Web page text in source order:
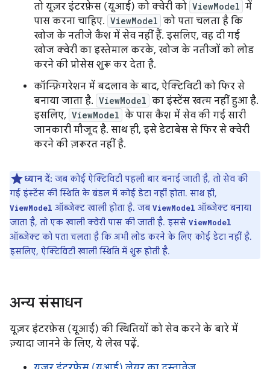
तो यूज़र इंटरफ़ेस (यूआई) को क्वेरी को ViewModel में
पास करना चाहिए. ViewModel को पता चलता है कि
खोज के नतीजे कैश में सेव नहीं हैं. इसलिए, वह दी गई
खोज क्वेरी का इस्तेमाल करके, खोज के नतीजों को लोड
करने की प्रोसेस शुरू कर देता है.
कॉन्फ़िगरेशन में बदलाव के बाद, ऐक्टिविटी को फिर से
बनाया जाता है. ViewModel का इंस्टेंस खत्म नहीं हुआ है.
इसलिए, ViewModel के पास कैश में सेव की गई सारी
जानकारी मौजूद है. साथ ही, इसे डेटाबेस से फिर से क्वेरी
करने की ज़रूरत नहीं है.
ध्यान दें: जब कोई ऐक्टिविटी पहली बार बनाई जाती है, तो सेव की
गई इंस्टेंस की स्थिति के बंडल में कोई डेटा नहीं होता. साथ ही,
ViewModel ऑब्जेक्ट खाली होता है. जब ViewModel ऑब्जेक्ट बनाया
जाता है, तो एक खाली क्वेरी पास की जाती है. इससे ViewModel
ऑब्जेक्ट को पता चलता है कि अभी लोड करने के लिए कोई डेटा नहीं है.
इसलिए, ऐक्टिविटी खाली स्थिति में शुरू होती है.
अन्य संसाधन
यूज़र इंटरफ़ेस (यूआई) की स्थितियों को सेव करने के बारे में
ज़्यादा जानने के लिए, ये लेख पढ़ें.